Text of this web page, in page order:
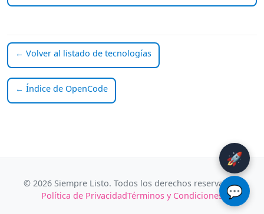
← Volver al listado de tecnologías
← Índice de OpenCode
🚀
💬
© 2026 Siempre Listo. Todos los derechos reservados.
Política de PrivacidadTérminos y Condiciones